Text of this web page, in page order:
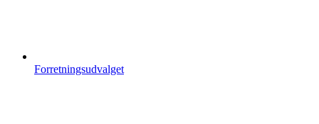
Forretningsudvalget